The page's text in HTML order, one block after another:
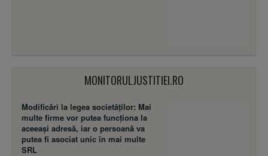
MONITORULJUSTITIEI.RO
Modificări la legea societăţilor: Mai
multe firme vor putea funcţiona la
aceeaşi adresă, iar o persoană va
putea fi asociat unic în mai multe
SRL